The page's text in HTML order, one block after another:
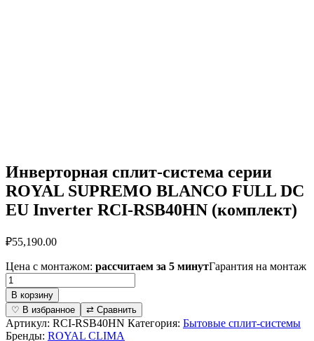
Инверторная сплит-система серии
ROYAL SUPREMO BLANCO FULL DC
EU Inverter RCI-RSB40HN (комплект)
₽55,190.00
Цена с монтажом: рассчитаем за 5 минутГарантия на монтаж
Количество
товара
Инверторная
сплит-
система
В корзину
♡ В избранное
⇄ Сравнить
Артикул: RCI-RSB40HN Категория: Бытовые сплит-системы
Бренды: ROYAL CLIMA